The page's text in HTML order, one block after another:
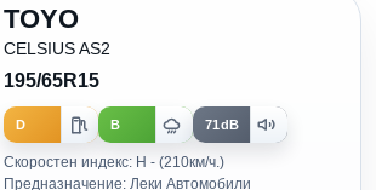
TOYO
CELSIUS AS2
195/65R15
D B 71dB
Скоростен индекс: H - (210км/ч.)
Предназначение: Леки Автомобили